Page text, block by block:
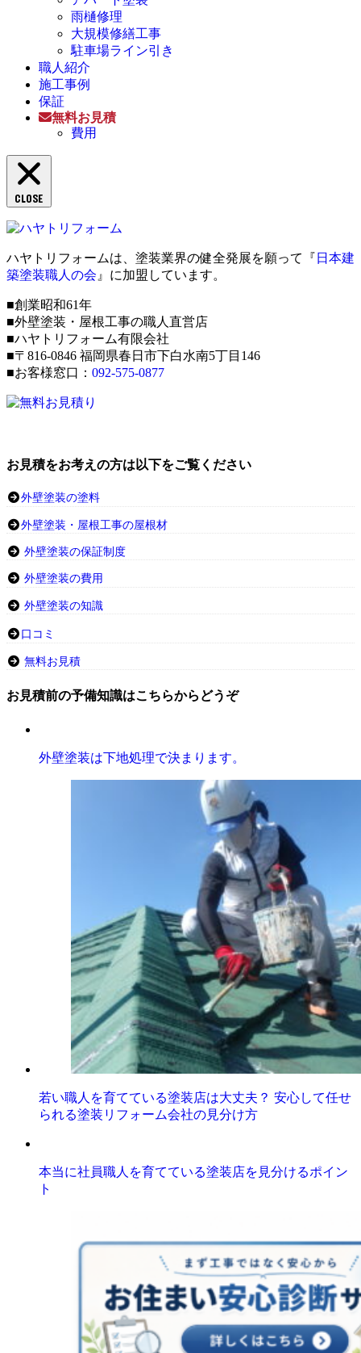
雨樋修理
大規模修繕工事
駐車場ライン引き
職人紹介
施工事例
保証
無料お見積
費用
CLOSE
ハヤトリフォームは、塗装業界の健全発展を願って『 日本建
築塗装職人の会 』に加盟しています。
■創業昭和61年
■外壁塗装・屋根工事の職人直営店
■ハヤトリフォーム有限会社
■〒816-0846 福岡県春日市下白水南5丁目146
■お客様窓口： 092-575-0877
お見積をお考えの方は以下をご覧ください
外壁塗装の塗料
外壁塗装・屋根工事の屋根材
外壁塗装の保証制度
外壁塗装の費用
外壁塗装の知識
口コミ
無料お見積
お見積前の予備知識はこちらからどうぞ
外壁塗装は下地処理で決まります。
若い職人を育てている塗装店は大丈夫？ 安心して任せ
られる塗装リフォーム会社の見分け方
本当に社員職人を育てている塗装店を見分けるポイン
ト